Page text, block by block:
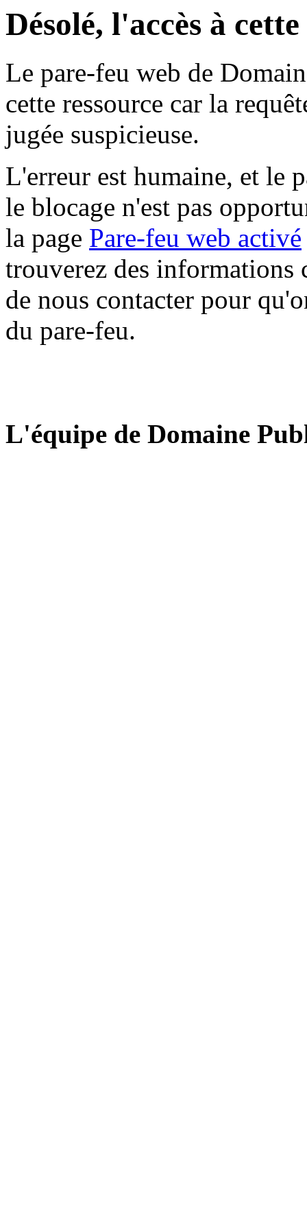
Désolé, l'accès à
Le pare-feu web de
cette ressource car la
jugée suspicieuse.
L'erreur est humaine, et le
le blocage n'est pas
la page Pare-feu web activé
trouverez des informations
de nous contacter pour
du pare-feu.
L'équipe de Domaine